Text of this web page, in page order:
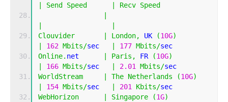
Send Speed Recv Speed
Clouvider
London, UK (10G)
162 Mbits/sec 177 Mbits/sec
Online. net Paris , FR (10G)
166 Mbits/sec 2.01 Mbits/sec
WorldStream
The Netherlands (10G)
154 Mbits/sec 201 Kbits/sec
WebHorizon
Singapore (1G)